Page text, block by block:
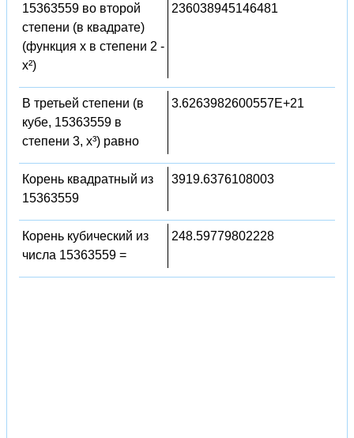
15363559 во второй
степени (в квадрате)
(функция x в степени 2 -
x²)
236038945146481
В третьей степени (в
кубе, 15363559 в
степени 3, x³) равно
3.6263982600557E+21
Корень квадратный из
15363559
3919.6376108003
Корень кубический из
числа 15363559 =
248.59779802228